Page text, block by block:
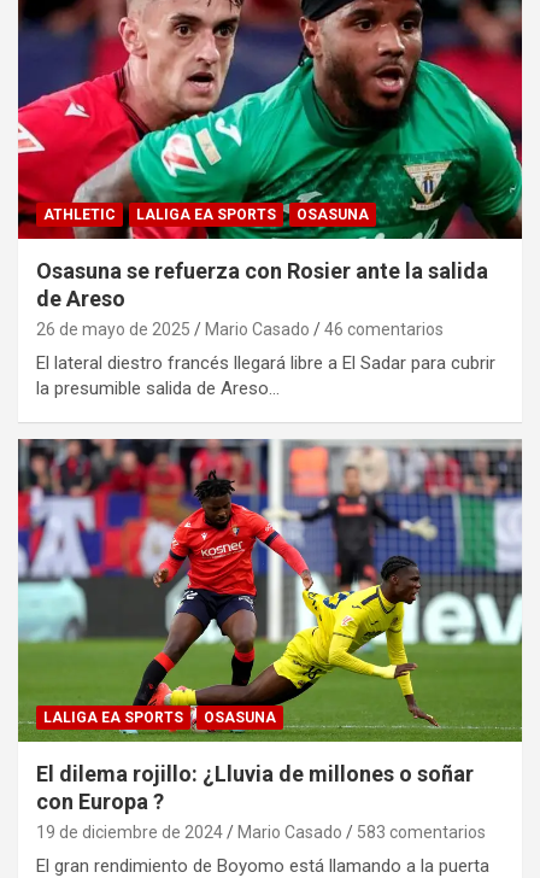
ATHLETIC LALIGA EA SPORTS OSASUNA
Osasuna se refuerza con Rosier ante la salida
de Areso
26 de mayo de 2025 Mario Casado 46 comentarios
El lateral diestro francés llegará libre a El Sadar para cubrir
la presumible salida de Areso…
LALIGA EA SPORTS OSASUNA
El dilema rojillo: ¿Lluvia de millones o soñar
con Europa ?
19 de diciembre de 2024 Mario Casado 583 comentarios
El gran rendimiento de Boyomo está llamando a la puerta